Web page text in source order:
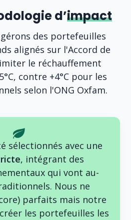
d’impact
des portefeuilles
alignés sur l'Accord de
le réchauffement
contre +4°C pour les
selon l'ONG Oxfam.
sélectionnés avec une
, intégrant des
qui vont au-
Nous ne
parfaits mais notre
les portefeuilles les